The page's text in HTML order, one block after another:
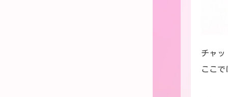
チャッ
ここ